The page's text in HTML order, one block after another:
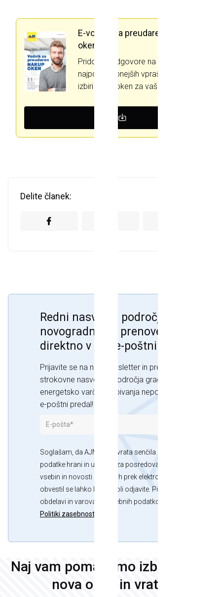
E-vodnik za preudaren nakup
oken
Pridobite odgovore na 11
najpomembnejših vprašanj pri
izbiri novih oken za vaš dom.
Prenesi
Delite članek:
Redni nasveti s področja
novogradnje in prenove doma
direktno v vaš e-poštni predal!
Prijavite se na naš newsletter in prejemajte
strokovne nasvete s področja gradnje, prenove in
energetsko varčnega bivanja neposredno v svoj
e-poštni predal!
Soglašam, da AJM okna vrata senčila d.o.o. osebne
podatke hrani in uporabi za posredovanje strokovnih
vsebin in novosti o izdelkih prek elektronske pošte. Od
obvestil se lahko kadar koli odjavite. Podrobnosti o
obdelavi in varovanju osebnih podatkov se nahajajo v
Politiki zasebnosti.
Naj vam pomagamo izbrati vaša
nova okna in vrata!